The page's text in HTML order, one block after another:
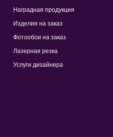
Наградная продукция
Изделия на заказ
Фотообои на заказ
Лазерная резка
Услуги дизайнера